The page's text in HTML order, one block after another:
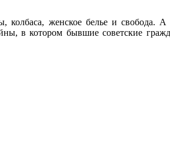
женское белье и свобода. А
в котором бывшие советские